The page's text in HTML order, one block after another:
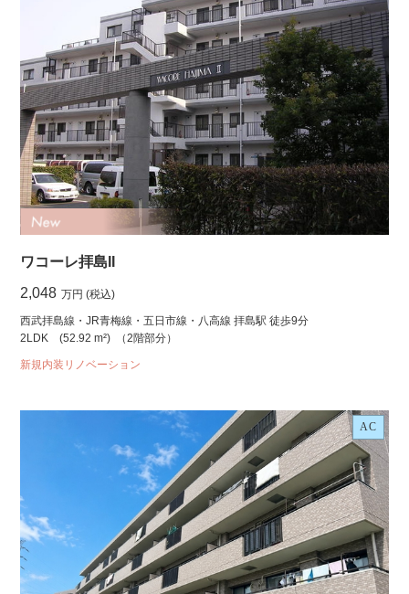
ワコーレ拝島II
2,048 万円 (税込)
西武拝島線・JR青梅線・五日市線・八高線 拝島駅 徒歩9分
2LDK
(52.92 m²) （2階部分）
新規内装リノベーション
AC